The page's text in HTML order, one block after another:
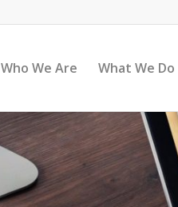
Who We Are What We Do